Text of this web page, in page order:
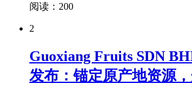
阅读：200
2
Guoxiang Fruits SDN
发布：锚定原产地资源